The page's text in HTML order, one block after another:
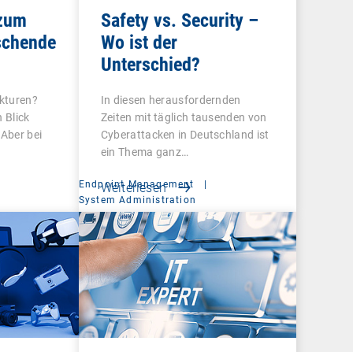
Blick
bei
Safety vs. Security –
Wo ist der
Unterschied?
In diesen herausfordernden
Zeiten mit täglich tausenden von
Cyberattacken in Deutschland ist
ein Thema ganz…
Weiterlesen
Endpoint Management
|
System Administration